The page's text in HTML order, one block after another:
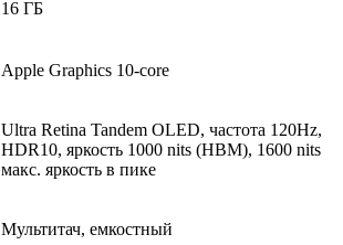
16 ГБ
Apple Graphics 10-core
Ultra Retina Tandem OLED, частота 120Hz,
HDR10, яркость 1000 nits (HBM), 1600 nits
макс. яркость в пике
Мультитач, емкостный